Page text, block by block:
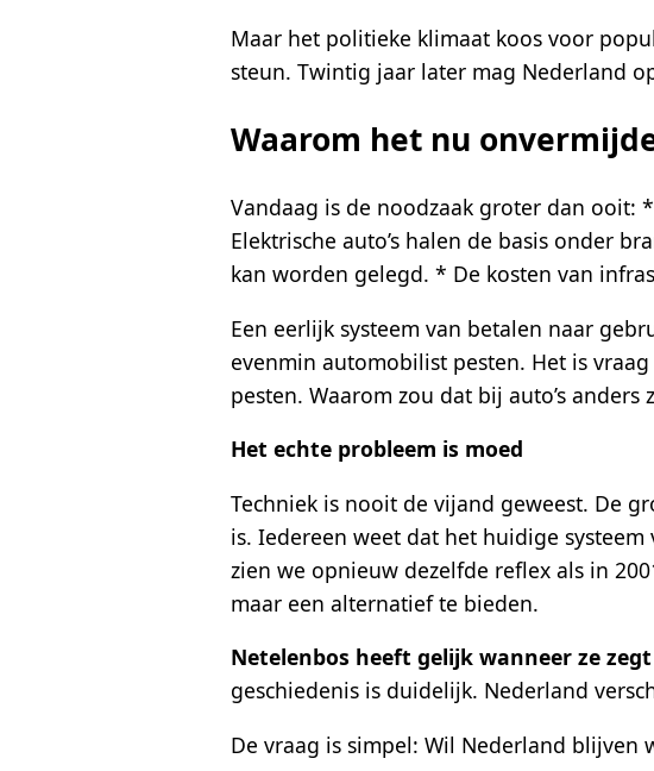
Maar het politieke klimaat koos voor
steun. Twintig jaar later mag Nederland
Waarom het nu
Vandaag is de noodzaak groter dan
Elektrische auto’s halen de basis onder
kan worden gelegd. * De kosten van
Een eerlijk systeem van betalen naar
evenmin automobilist pesten. Het is
pesten. Waarom zou dat bij auto’s anders
Het echte probleem is moed
Techniek is nooit de vijand geweest. De
is. Iedereen weet dat het huidige
zien we opnieuw dezelfde reflex als in
maar een alternatief te bieden.
Netelenbos heeft gelijk wanneer ze
geschiedenis is duidelijk. Nederland
De vraag is simpel: Wil Nederland